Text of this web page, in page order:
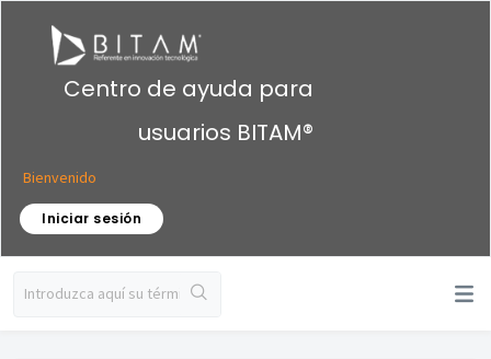
Centro de ayuda para
usuarios BITAM®
Bienvenido
Iniciar sesión